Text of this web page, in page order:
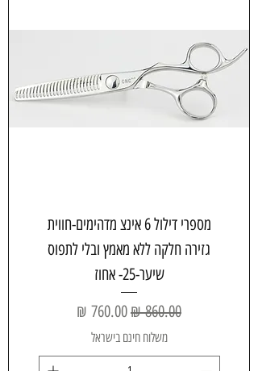
מספרי דילול 6 אינצ מדהימים-חווית
גזירה חלקה ללא מאמץ ובלי לתפוס
שיער-25- אחוז
سعر عاديسعر البيع
משלוח חינם בישראל